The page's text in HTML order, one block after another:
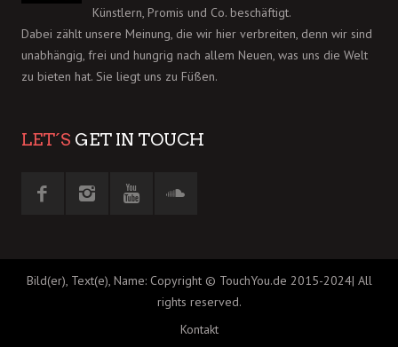
Künstlern, Promis und Co. beschäftigt.
Dabei zählt unsere Meinung, die wir hier verbreiten, denn wir sind
unabhängig, frei und hungrig nach allem Neuen, was uns die Welt
zu bieten hat. Sie liegt uns zu Füßen.
LET´S GET IN TOUCH
Bild(er), Text(e), Name: Copyright © TouchYou.de 2015-2024| All
rights reserved.
Kontakt